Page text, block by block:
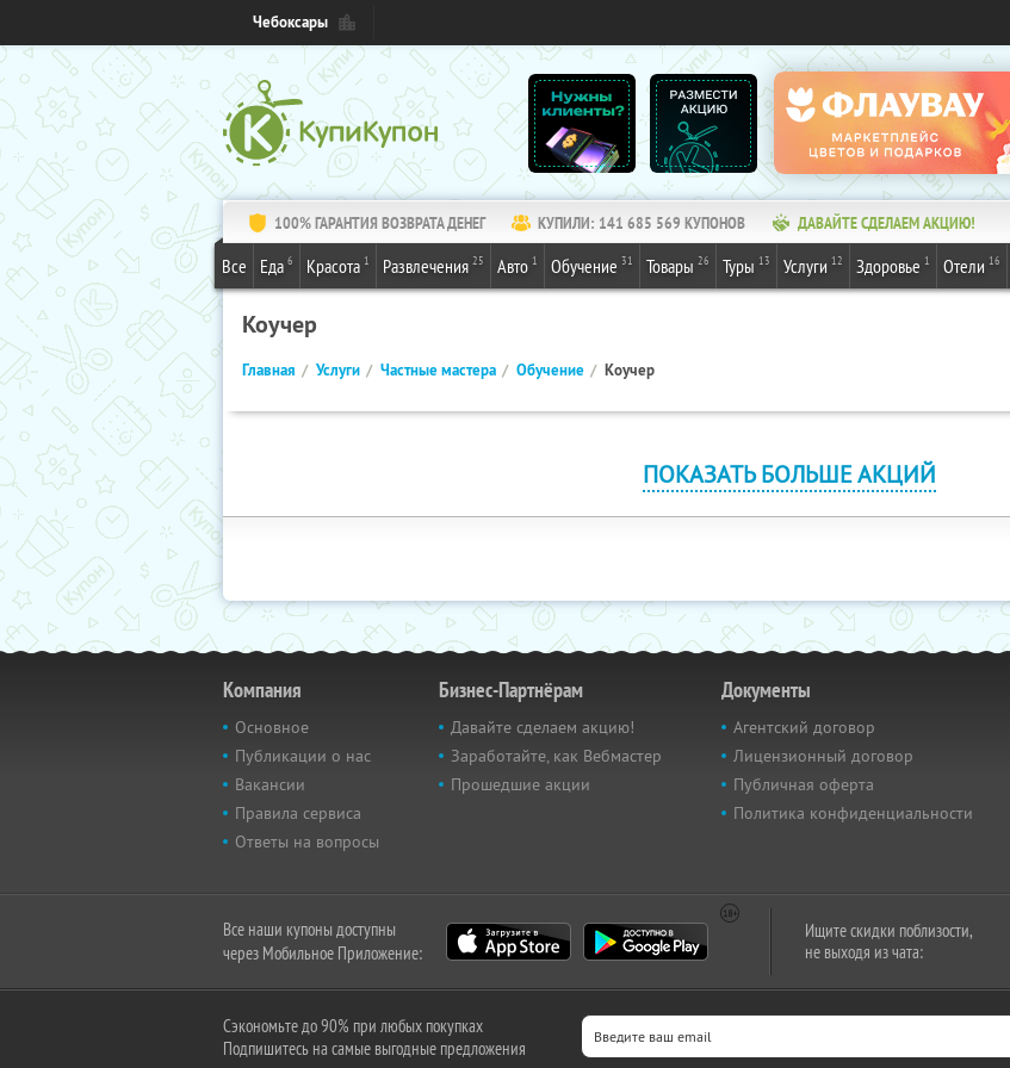
Чебоксары
100% ГАРАНТИЯ ВОЗВРАТА ДЕНЕГ КУПИЛИ: 141 685 569 КУПОНОВ ДАВАЙТЕ СДЕЛАЕМ АКЦИЮ!
Все Еда 6 Красота 1 Развлечения 25 Авто 1 Обучение 31 Товары 26 Туры 13 Услуги 12 Здоровье 1 Отели 16
Коучер
Главная Услуги Частные мастера Обучение Коучер
ПОКАЗАТЬ БОЛЬШЕ АКЦИЙ
Компания
Основное
Публикации о нас
Вакансии
Правила сервиса
Ответы на вопросы
Бизнес-Партнёрам
Давайте сделаем акцию!
Заработайте, как Вебмастер
Прошедшие акции
Документы
Агентский договор
Лицензионный договор
Публичная оферта
Политика конфиденциальности
Все наши купоны доступны
через Мобильное Приложение:
Ищите скидки поблизости,
не выходя из чата:
Сэкономьте до 90% при любых покупках
Подпишитесь на самые выгодные предложения